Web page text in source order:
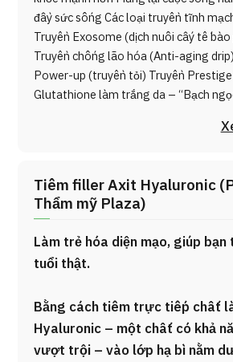
đầy sức sống Các loại truyền tĩnh
Truyền Exosome (dịch nuôi cấy tế
Truyền chống lão hóa (Anti-aging
Power-up (truyền tỏi) Truyền
Glutathione làm trắng da – “Bạch
Tiêm filler Axit Hyaluronic
Thẩm mỹ Plaza)
Làm trẻ hóa diện mạo, giúp
tuổi thật.
Bằng cách tiêm trực tiếp chất
Hyaluronic – một chất có khả
vượt trội – vào lớp hạ bì nằm